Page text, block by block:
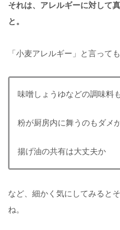
それは、アレルギーに対して
と。
「小麦アレルギー」と言っても
味噌しょうゆなどの調味料
粉が厨房内に舞うのもダメ
揚げ油の共有は大丈夫か
など、細かく気にしてみると
ね。